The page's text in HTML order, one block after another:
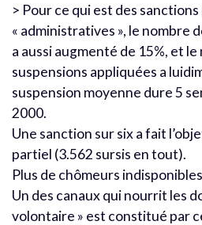
> Pour ce qui est des
« administratives », le nombre
a aussi augmenté de 15%, et
suspensions appliquées a
suspension moyenne dure 5
2000.
Une sanction sur six a fait
partiel (3.562 sursis en tout).
Plus de chômeurs
Un des canaux qui nourrit les
volontaire » est constitué par